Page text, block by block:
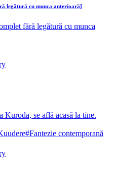
legătură cu munca anterioară]
fără legătură cu munca
se află acasă la tine.
#Fantezie contemporană